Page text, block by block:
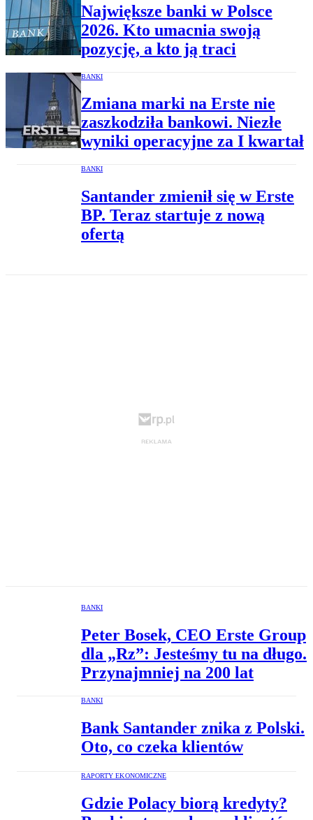
Największe banki w Polsce
2026. Kto umacnia swoją
pozycję, a kto ją traci
BANKI
Zmiana marki na Erste nie
zaszkodziła bankowi. Niezłe
wyniki operacyjne za I kwartał
BANKI
Santander zmienił się w Erste
BP. Teraz startuje z nową
ofertą
BANKI
Peter Bosek, CEO Erste Group
dla „Rz”: Jesteśmy tu na długo.
Przynajmniej na 200 lat
BANKI
Bank Santander znika z Polski.
Oto, co czeka klientów
RAPORTY EKONOMICZNE
Gdzie Polacy biorą kredyty?